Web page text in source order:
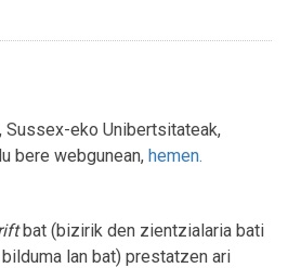
Sussex-eko Unibertsitateak,
bere webgunean, hemen.
bat (bizirik den zientzialaria bati
lan bat) prestatzen ari